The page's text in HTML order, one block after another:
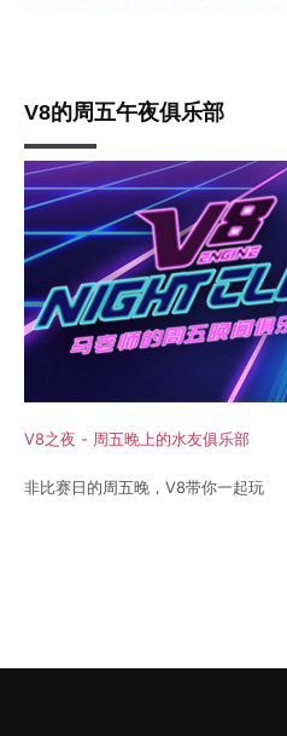
V8的周五午夜俱乐部
V8之夜 - 周五晚上的水友俱乐部
非比赛日的周五晚，V8带你一起玩